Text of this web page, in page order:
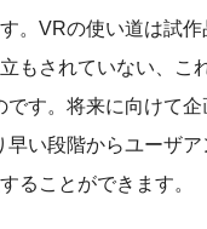
。VRの使い道は試作
もされていない、こ
す。将来に向けて企
い段階からユーザア
ることができます。